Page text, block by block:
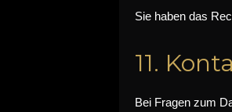
Sie haben das
11.
Bei Fragen zum